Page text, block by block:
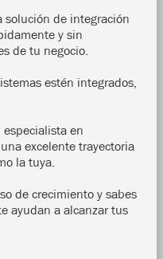
solución de integración
y sin
de tu negocio.
estén integrados,
en
excelente trayectoria
la tuya.
de crecimiento y sabes
ayudan a alcanzar tus